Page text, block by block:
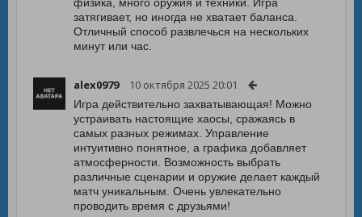
затягивает, но иногда не хватает баланса.
Отличный способ развлечься на нескольких
минут или час.
alex0979 10 октября 2025 20:01
Игра действительно захватывающая! Можно
устраивать настоящие хаосы, сражаясь в
самых разных режимах. Управление
интуитивно понятное, а графика добавляет
атмосферности. Возможность выбрать
различные сценарии и оружие делает каждый
матч уникальным. Очень увлекательно
проводить время с друзьями!